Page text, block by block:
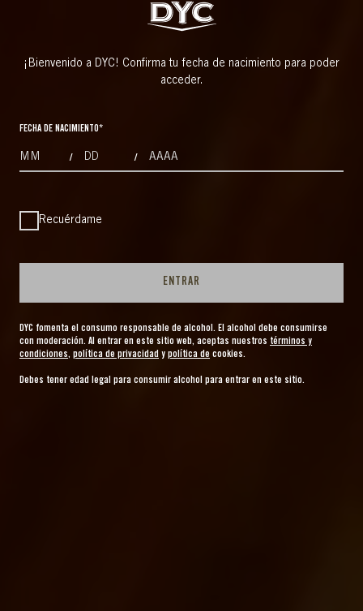
¡Bienvenido a DYC! Confirma tu fecha de nacimiento para poder
acceder.
FECHA DE NACIMIENTO*
/ /
Recuérdame
ENTRAR
DYC fomenta el consumo responsable de alcohol. El alcohol debe consumirse
con moderación. Al entrar en este sitio web, aceptas nuestros términos y
condiciones, política de privacidad y política de cookies.
Debes tener edad legal para consumir alcohol para entrar en este sitio.